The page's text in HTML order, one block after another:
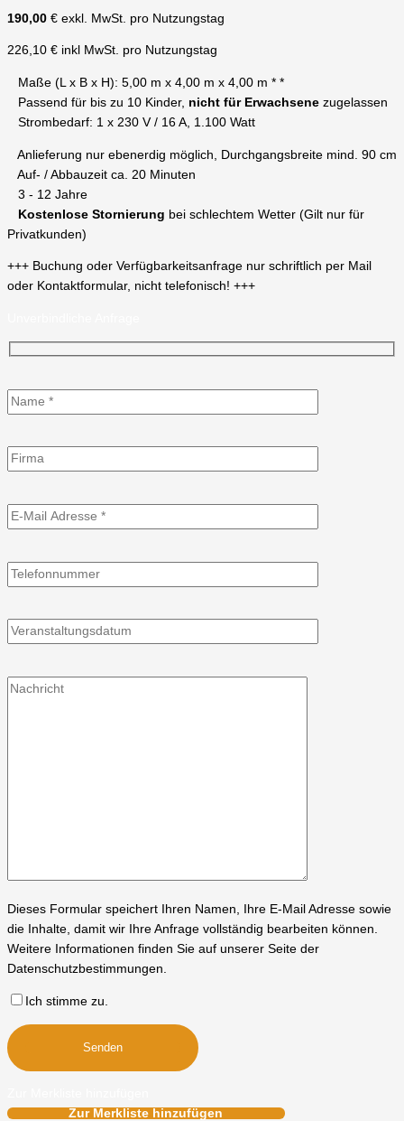
190,00 € exkl. MwSt. pro Nutzungstag
226,10 € inkl MwSt. pro Nutzungstag
Maße (L x B x H): 5,00 m x 4,00 m x 4,00 m * *
Passend für bis zu 10 Kinder, nicht für Erwachsene zugelassen
Strombedarf: 1 x 230 V / 16 A, 1.100 Watt
Anlieferung nur ebenerdig möglich, Durchgangsbreite mind. 90 cm
Auf- / Abbauzeit ca. 20 Minuten
3 - 12 Jahre
Kostenlose Stornierung bei schlechtem Wetter (Gilt nur für
Privatkunden)
+++ Buchung oder Verfügbarkeitsanfrage nur schriftlich per Mail
oder Kontaktformular, nicht telefonisch! +++
Dieses Formular speichert Ihren Namen, Ihre E-Mail Adresse sowie
die Inhalte, damit wir Ihre Anfrage vollständig bearbeiten können.
Weitere Informationen finden Sie auf unserer Seite der
Datenschutzbestimmungen.
Ich stimme zu.
Zur Merkliste hinzufügen